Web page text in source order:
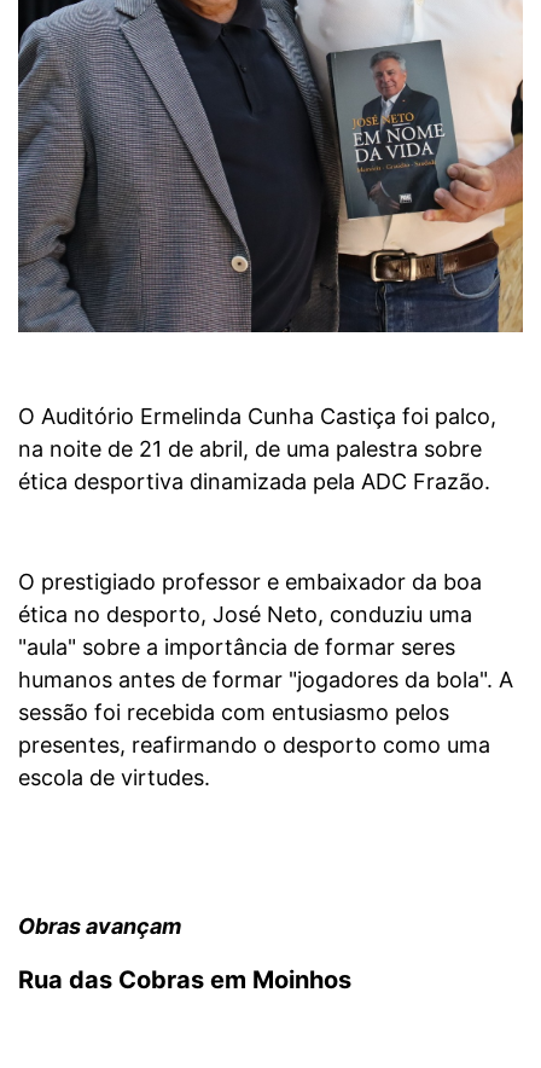
O Auditório Ermelinda Cunha Castiça foi palco,
na noite de 21 de abril, de uma palestra sobre
ética desportiva dinamizada pela ADC Frazão.
O prestigiado professor e embaixador da boa
ética no desporto, José Neto, conduziu uma
"aula" sobre a importância de formar seres
humanos antes de formar "jogadores da bola". A
sessão foi recebida com entusiasmo pelos
presentes, reafirmando o desporto como uma
escola de virtudes.
Obras avançam
Rua das Cobras em Moinhos